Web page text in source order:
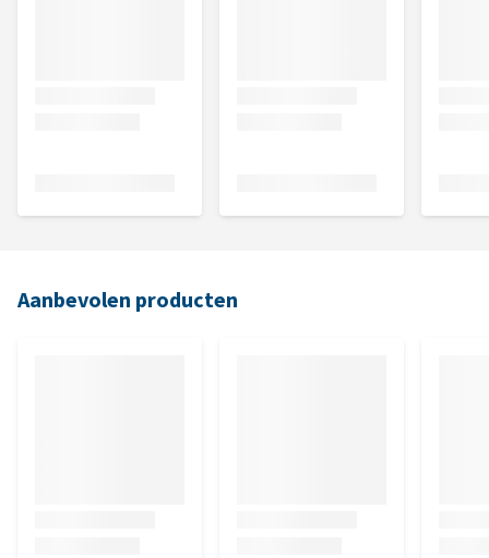
Aanbevolen producten